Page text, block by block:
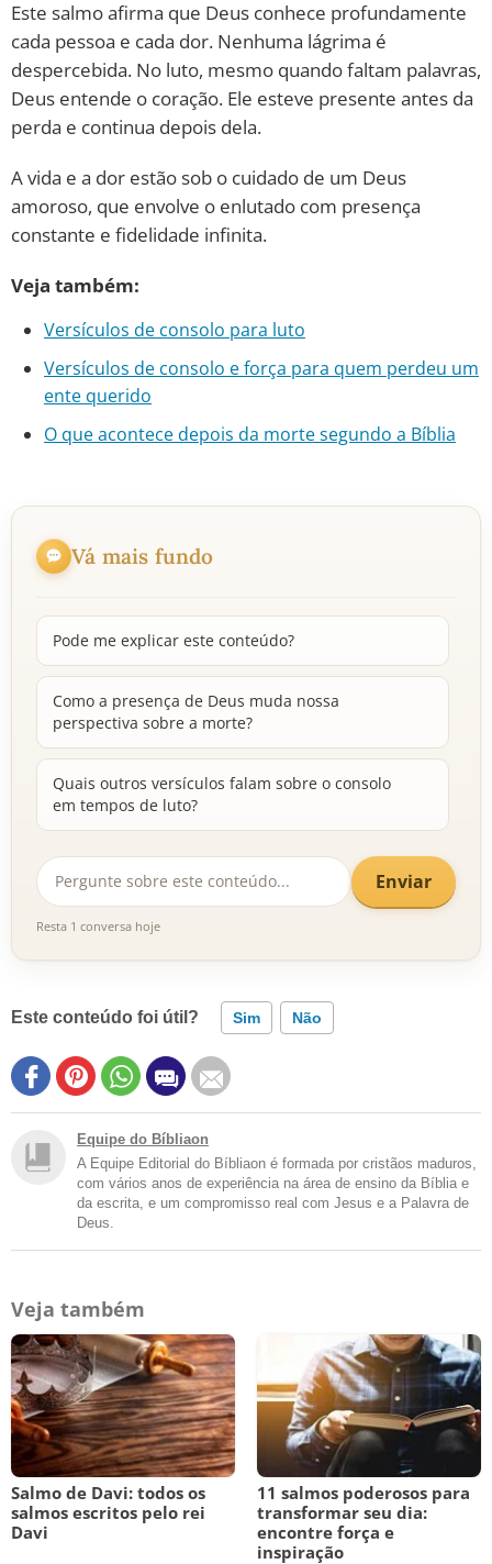
Este salmo afirma que Deus conhece profundamente
cada pessoa e cada dor. Nenhuma lágrima é
despercebida. No luto, mesmo quando faltam palavras,
Deus entende o coração. Ele esteve presente antes da
perda e continua depois dela.
A vida e a dor estão sob o cuidado de um Deus
amoroso, que envolve o enlutado com presença
constante e fidelidade infinita.
Veja também:
Versículos de consolo para luto
Versículos de consolo e força para quem perdeu um
ente querido
O que acontece depois da morte segundo a Bíblia
Vá mais fundo
Pode me explicar este conteúdo?
Como a presença de Deus muda nossa
perspectiva sobre a morte?
Quais outros versículos falam sobre o consolo
em tempos de luto?
Enviar
Resta 1 conversa hoje
Este conteúdo foi útil? Sim Não
Equipe do Bíbliaon
A Equipe Editorial do Bíbliaon é formada por cristãos maduros,
com vários anos de experiência na área de ensino da Bíblia e
da escrita, e um compromisso real com Jesus e a Palavra de
Deus.
Veja também
Salmo de Davi: todos os
salmos escritos pelo rei
Davi
11 salmos poderosos para
transformar seu dia:
encontre força e
inspiração